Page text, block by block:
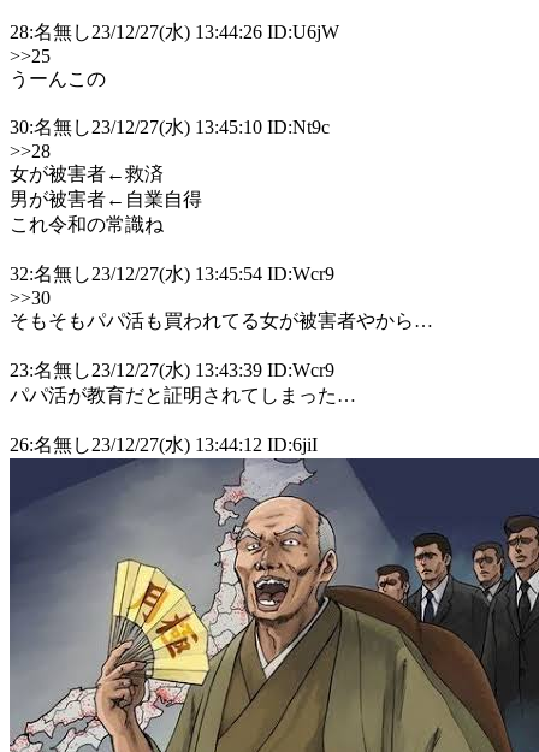
28:名無し23/12/27(水) 13:44:26 ID:U6jW
>>25
うーんこの
30:名無し23/12/27(水) 13:45:10 ID:Nt9c
>>28
女が被害者←救済
男が被害者←自業自得
これ令和の常識ね
32:名無し23/12/27(水) 13:45:54 ID:Wcr9
>>30
そもそもパパ活も買われてる女が被害者やから…
23:名無し23/12/27(水) 13:43:39 ID:Wcr9
パパ活が教育だと証明されてしまった…
26:名無し23/12/27(水) 13:44:12 ID:6jiI